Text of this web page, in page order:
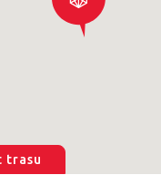
trasu